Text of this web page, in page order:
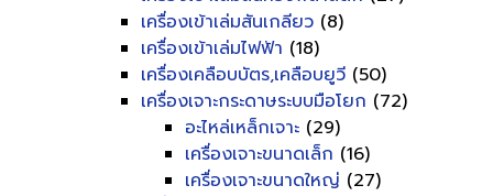
เครื่องเข้าเล่มสันเกลียว (8)
เครื่องเข้าเล่มไฟฟ้า (18)
เครื่องเคลือบบัตร,เคลือบยูวี (50)
เครื่องเจาะกระดาษระบบมือโยก (72)
อะไหล่เหล็กเจาะ (29)
เครื่องเจาะขนาดเล็ก (16)
เครื่องเจาะขนาดใหญ่ (27)